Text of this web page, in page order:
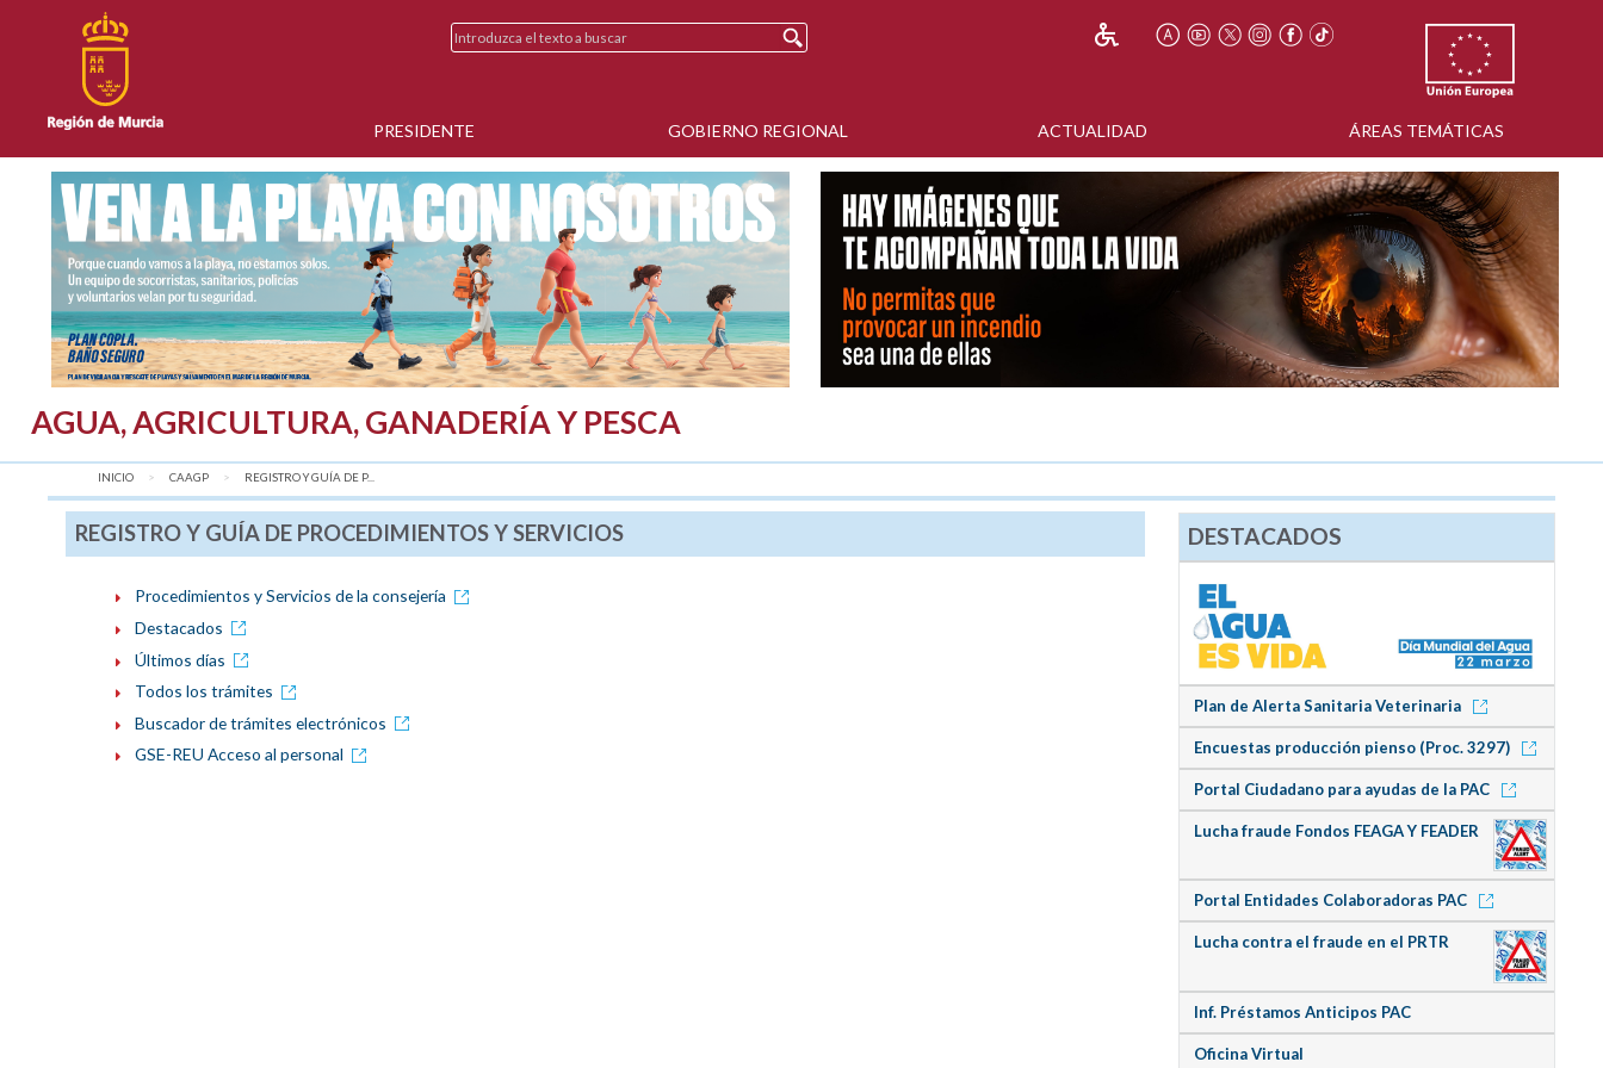
PRESIDENTE GOBIERNO REGIONAL ACTUALIDAD ÁREAS TEMÁTICAS
AGUA, AGRICULTURA, GANADERÍA Y PESCA
INICIO CAAGP AQUÍ:
REGISTRO Y GUÍA DE P...
REGISTRO Y GUÍA DE PROCEDIMIENTOS Y SERVICIOS
Procedimientos y Servicios de la consejería
Destacados
Últimos días
Todos los trámites
Buscador de trámites electrónicos
GSE-REU Acceso al personal
DESTACADOS
Plan de Alerta Sanitaria Veterinaria
Encuestas producción pienso (Proc. 3297)
Portal Ciudadano para ayudas de la PAC
Lucha fraude Fondos FEAGA Y FEADER
Portal Entidades Colaboradoras PAC
Lucha contra el fraude en el PRTR
Inf. Préstamos Anticipos PAC
Oficina Virtual